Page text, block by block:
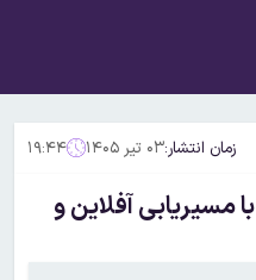
زمان انتشار:۰۳ تیر ۱۴۰۵ ۱۹:۴۴
ساعت هوشمند Hero D5 با مسیریابی آفلاین و